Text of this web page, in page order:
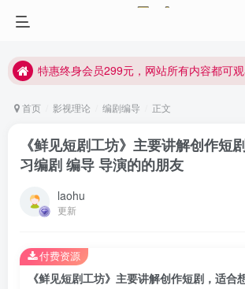
特惠终身会员299元，网站所有内容都可
特惠终身会员299元，网站所有内容都可
首页 影视理论 编剧编导 正文
《鲜见短剧工坊》主要讲解创作短
习编剧 编导 导演的的朋友
laohu
更新
付费资源